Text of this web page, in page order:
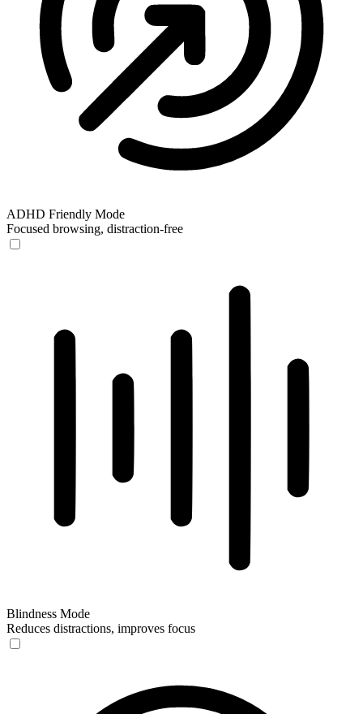
ADHD Friendly Mode
Focused browsing, distraction-free
Blindness Mode
Reduces distractions, improves focus